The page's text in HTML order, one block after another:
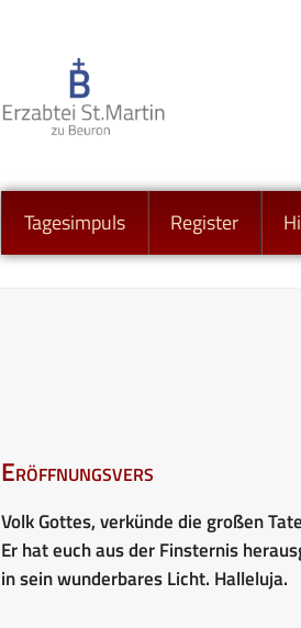
Tagesimpuls Register
Eröffnungsvers
Volk Gottes, verkünde die großen
Er hat euch aus der Finsternis
in sein wunderbares Licht. Halleluja.